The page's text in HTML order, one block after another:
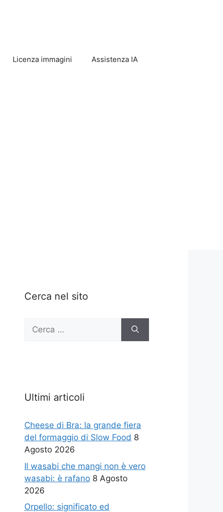
Licenza immagini Assistenza IA
Cerca nel sito
Ricerca
Ultimi articoli
Cheese di Bra: la grande fiera
del formaggio di Slow Food 8
Agosto 2026
Il wasabi che mangi non è vero
wasabi: è rafano 8 Agosto
2026
Orpello: significato ed